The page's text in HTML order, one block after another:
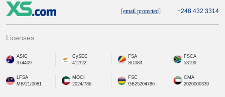
[email protected] +248 432 3314
Licenses
ASIC
374409
CySEC
412/22
FSA
SD089
FSCA
53199
LFSA
MB/21/0081
MOCI
2024/786
FSC
GB25204786
CMA
2020000339